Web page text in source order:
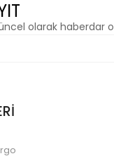
olarak haberdar